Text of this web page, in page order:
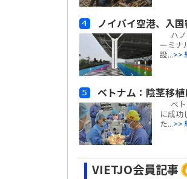
ノイバイ空港、入
ハノ
ーミナ
設...>>
ベトナム：陰茎移
ベト
に成功
た...>>
VIETJO会員記事